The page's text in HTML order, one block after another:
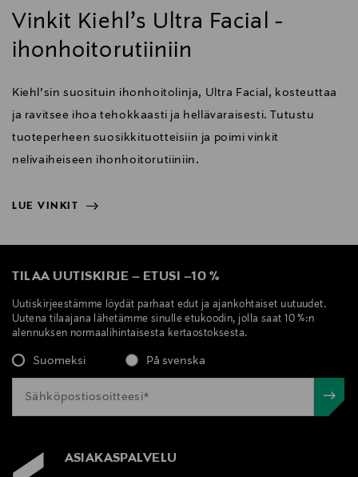
Vinkit Kiehl’s Ultra Facial -
ihonhoitorutiiniin
Kiehl’sin suosituin ihonhoitolinja, Ultra Facial, kosteuttaa
ja ravitsee ihoa tehokkaasti ja hellävaraisesti. Tutustu
tuoteperheen suosikkituotteisiin ja poimi vinkit
nelivaiheiseen ihonhoitorutiiniin.
LUE VINKIT
TILAA UUTISKIRJE – ETUSI –10 %
Uutiskirjeestämme löydät parhaat edut ja ajankohtaiset uutuudet.
Uutena tilaajana lähetämme sinulle etukoodin, jolla saat 10 %:n
alennuksen normaalihintaisesta kertaostoksesta.
Suomeksi På svenska
ASIAKASPALVELU